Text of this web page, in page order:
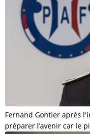
Fernand Gontier après
préparer l’avenir car le